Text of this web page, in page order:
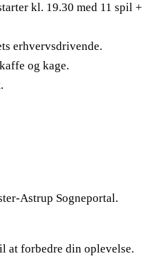
kl. 19.30 med 11 spil +
erhvervsdrivende.
og kage.
Astrup Sogneportal.
at forbedre din oplevelse.